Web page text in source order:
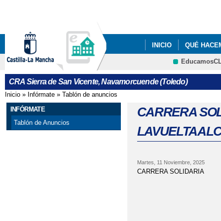
INICIO QUÉ
PROGRAMA DE
Cultura
CRA Sierra de San Vicente, Navamorcuende (Toledo)
Se encuentra usted aquí
Inicio » Infórmate » Tablón de anuncios
INFÓRMATE
Tablón de Anuncios
CARRERA
Martes, 11 Noviembre, 2025
CARRERA SOLIDARIA